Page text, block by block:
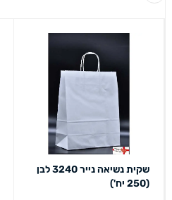
שקית נשיאה נייר 3240 לבן
(250 יח')